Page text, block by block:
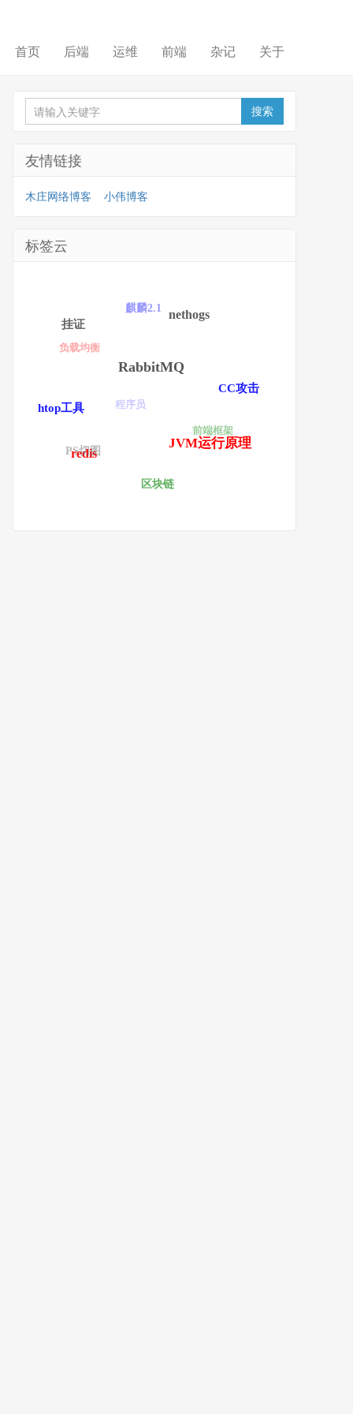
首页 后端 运维 前端 杂记 关于
友情链接
木庄网络博客 小伟博客
标签云
redis
PS切图
麒麟2.1
区块链
挂证
nethogs
htop工具
前端框架
RabbitMQ
负载均衡
程序员
CC攻击
JVM运行原理